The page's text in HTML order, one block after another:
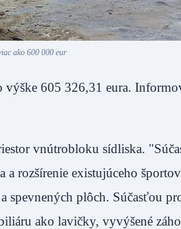
ako 600 000 eur
605 326,31 eura.
vnútrobloku sídliska.
rozšírenie existujúceho
plôch. Súčasťou
ako lavičky, vyvýšené